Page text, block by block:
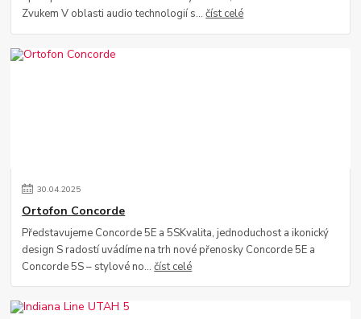
Zvukem V oblasti audio technologií s...číst celé
30.04.2025
Ortofon Concorde
Představujeme Concorde 5E a 5SKvalita, jednoduchost a ikonický
design S radostí uvádíme na trh nové přenosky Concorde 5E a
Concorde 5S – stylové no...číst celé